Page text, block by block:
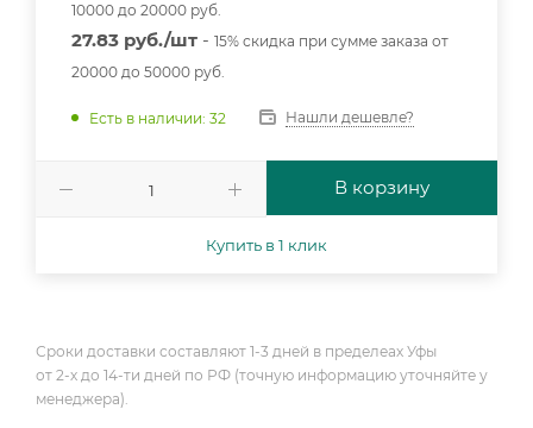
10000 до 20000 руб.
27.83 руб./шт - 15% скидка при сумме заказа от
20000 до 50000 руб.
Есть в наличии: 32 Нашли дешевле?
В корзину
Купить в 1 клик
Сроки доставки составляют 1-3 дней в пределеах Уфы
от 2-х до 14-ти дней по РФ (точную информацию уточняйте у
менеджера).